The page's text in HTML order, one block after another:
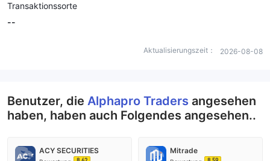
Transaktionssorte
--
Aktualisierungszeit： 2026-08-08
Benutzer, die Alphapro Traders angesehen
haben, haben auch Folgendes angesehen..
ACY SECURITIES Mitrade